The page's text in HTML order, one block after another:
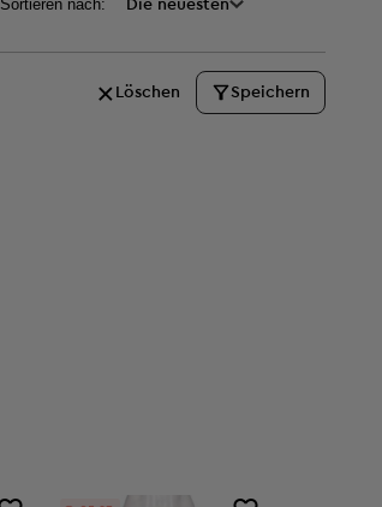
Sortieren nach: Die neuesten
Löschen Speichern